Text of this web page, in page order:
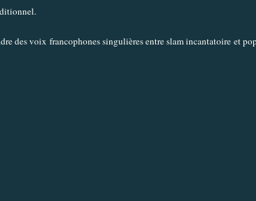
des voix francophones singulières entre slam incantatoire et